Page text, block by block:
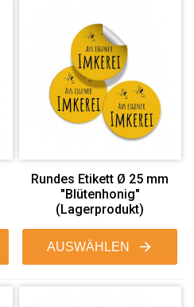
Rundes Etikett Ø 25 mm
"Blütenhonig"
(Lagerprodukt)
AUSWÄHLEN